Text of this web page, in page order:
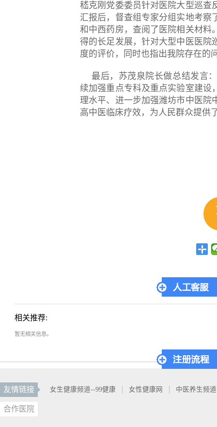
嵇克刚党委委员针对医院大型巡查
汇报后，督查组专家分组实地考察
和中西药房，查阅了医院相关材料
得的长足发展，针对大型中医医院
度的评价，同时也指出我院存在的
最后，苏茂泉院长做总结发言
续加强重点专科及重点实验室建设
理水平、进一步加强潍坊市中医院
高中医临床疗效，为人民群众提供
相关推荐:
暂无相关信息。
友情链接
合作医院
女生健康频道--99健康 女性健康网 中医养生频